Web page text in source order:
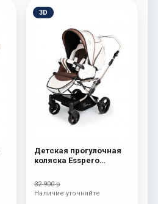
3D
Детская прогулочная
коляска Esspero
Brown
32 900 р
Наличие уточняйте